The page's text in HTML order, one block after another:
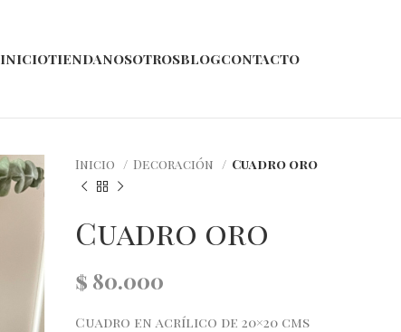
INICIOTIENDANOSOTROSBLOGCONTACTO
Inicio Decoración Cuadro oro
Cuadro oro
$ 80.000
Cuadro en acrílico de 20×20 cms